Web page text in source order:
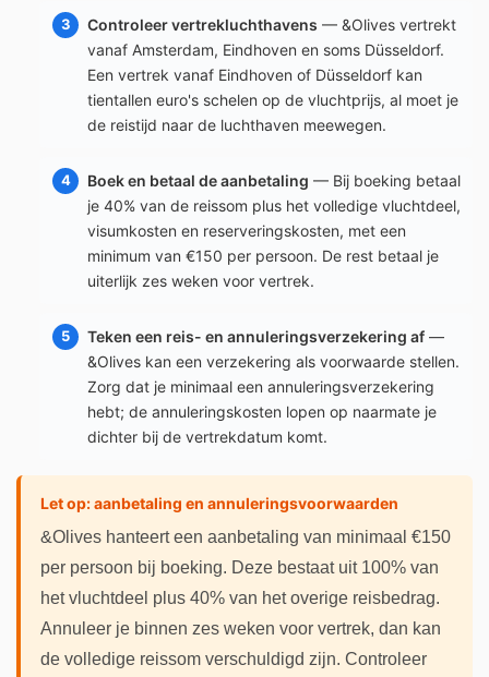
Controleer vertrekluchthavens — &Olives vertrekt
vanaf Amsterdam, Eindhoven en soms Düsseldorf.
Een vertrek vanaf Eindhoven of Düsseldorf kan
tientallen euro's schelen op de vluchtprijs, al moet je
de reistijd naar de luchthaven meewegen.
Boek en betaal de aanbetaling — Bij boeking betaal
je 40% van de reissom plus het volledige vluchtdeel,
visumkosten en reserveringskosten, met een
minimum van €150 per persoon. De rest betaal je
uiterlijk zes weken voor vertrek.
Teken een reis- en annuleringsverzekering af —
&Olives kan een verzekering als voorwaarde stellen.
Zorg dat je minimaal een annuleringsverzekering
hebt; de annuleringskosten lopen op naarmate je
dichter bij de vertrekdatum komt.
Let op: aanbetaling en annuleringsvoorwaarden
&Olives hanteert een aanbetaling van minimaal €150
per persoon bij boeking. Deze bestaat uit 100% van
het vluchtdeel plus 40% van het overige reisbedrag.
Annuleer je binnen zes weken voor vertrek, dan kan
de volledige reissom verschuldigd zijn. Controleer